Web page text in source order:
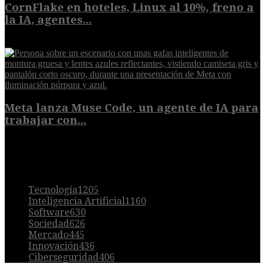
CornFlake en hoteles, Linux al 10%, freno a
la IA, agentes...
Meta lanza Muse Code, un agente de IA para
trabajar con...
Tecnología1205
Inteligencia Artificial1160
Software630
Sociedad626
Mercado445
Innovación436
Ciberseguridad406